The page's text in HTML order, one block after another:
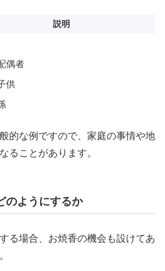
説明
偶者
供
的な例ですので、家庭の事情や地
ることがあります。
のようにするか
る場合、お焼香の機会も設けてあ